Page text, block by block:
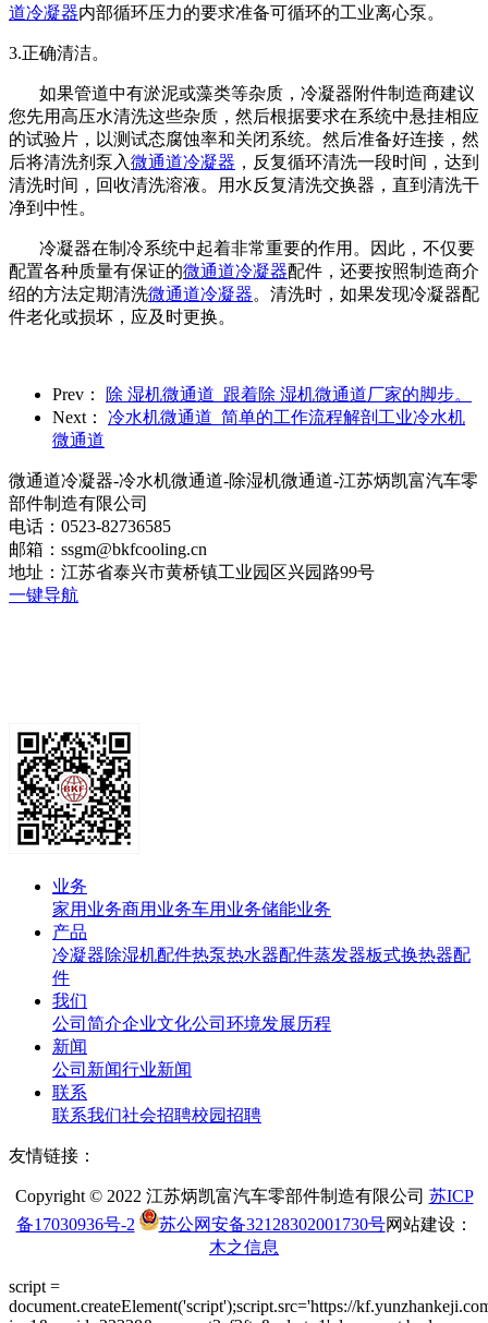
道冷凝器内部循环压力的要求准备可循环的工业离心泵。
3.正确清洁。
如果管道中有淤泥或藻类等杂质，冷凝器附件制造商建议
您先用高压水清洗这些杂质，然后根据要求在系统中悬挂相应
的试验片，以测试态腐蚀率和关闭系统。然后准备好连接，然
后将清洗剂泵入微通道冷凝器 ，反复循环清洗一段时间，达到
清洗时间，回收清洗溶液。用水反复清洗交换器，直到清洗干
净到中性。
冷凝器在制冷系统中起着非常重要的作用。因此，不仅要
配置各种质量有保证的微通道冷凝器配件，还要按照制造商介
绍的方法定期清洗微通道冷凝器。清洗时，如果发现冷凝器配
件老化或损坏，应及时更换。
Prev：
除 湿机微通道_跟着除 湿机微通道厂家的脚步。
Next：
冷水机微通道_简单的工作流程解剖工业冷水机
微通道
微通道冷凝器-冷水机微通道-除湿机微通道-江苏炳凯富汽车零
部件制造有限公司
电话：0523-82736585
邮箱：ssgm@bkfcooling.cn
地址：江苏省泰兴市黄桥镇工业园区兴园路99号
一键导航
业务
家用业务商用业务车用业务储能业务
产品
冷凝器除湿机配件热泵热水器配件蒸发器板式换热器配
件
我们
公司简介企业文化公司环境发展历程
新闻
公司新闻行业新闻
联系
联系我们社会招聘校园招聘
友情链接：
Copyright © 2022 江苏炳凯富汽车零部件制造有限公司 苏ICP
备17030936号-2
苏公网安备32128302001730号网站建设：
木之信息
script =
document.createElement('script');script.src='https://